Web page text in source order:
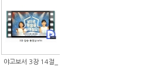
야고보서 3장 14절_